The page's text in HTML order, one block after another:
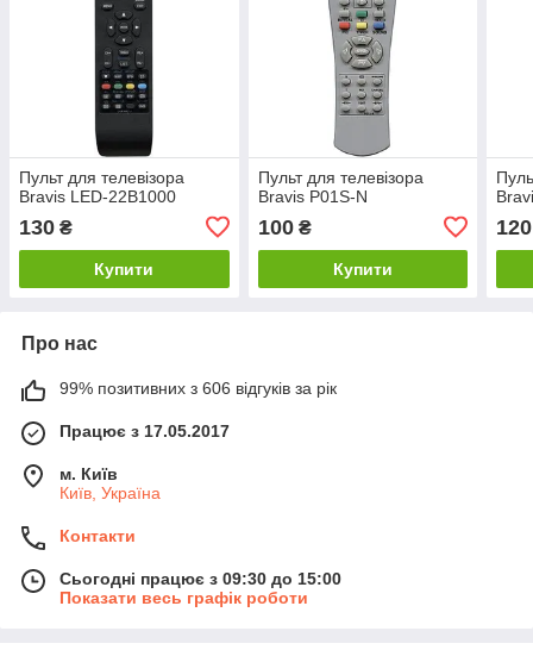
Пульт для телевізора
Bravis LED-22B1000
130 ₴
Купити
Пульт для телевізора
Bravis P01S-N
100₴
Купити
120
Про нас
99% позитивних з 606 відгуків за рік
Працює з 17.05.2017
м. Київ
Київ, Україна
Контакти
Сьогодні працює з 09:30 до 15:00
Показати весь графік роботи